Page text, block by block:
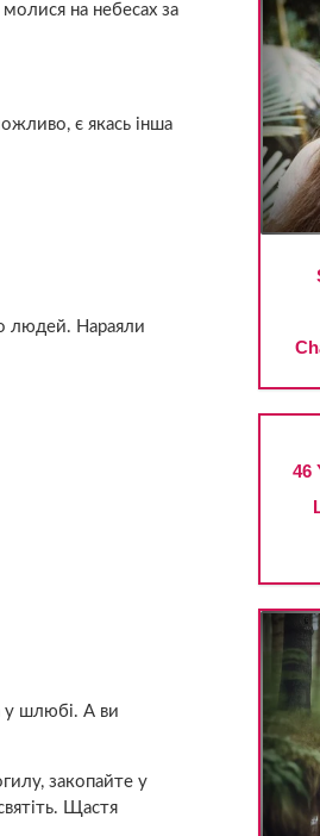
на небесах за
є якась інша
людей. Нараяли
у шлюбі. А ви
закопайте у
Щастя